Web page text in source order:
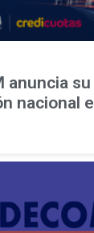
anuncia
nacional